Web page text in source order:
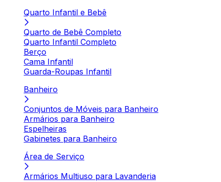
Quarto Infantil e Bebê
Quarto de Bebê Completo
Quarto Infantil Completo
Berço
Cama Infantil
Guarda-Roupas Infantil
Banheiro
Conjuntos de Móveis para Banheiro
Armários para Banheiro
Espelheiras
Gabinetes para Banheiro
Área de Serviço
Armários Multiuso para Lavanderia